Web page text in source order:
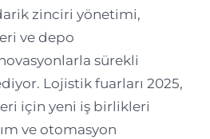
zinciri yönetimi,
ve depo
sürekli
Lojistik fuarları 2025,
için yeni iş birlikleri
ve otomasyon